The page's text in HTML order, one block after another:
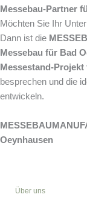
Messebau-Partner
Möchten Sie Ihr
Dann ist die
Messebau für Bad
Messestand-
besprechen und die
entwickeln.
Oeynhausen
Über uns